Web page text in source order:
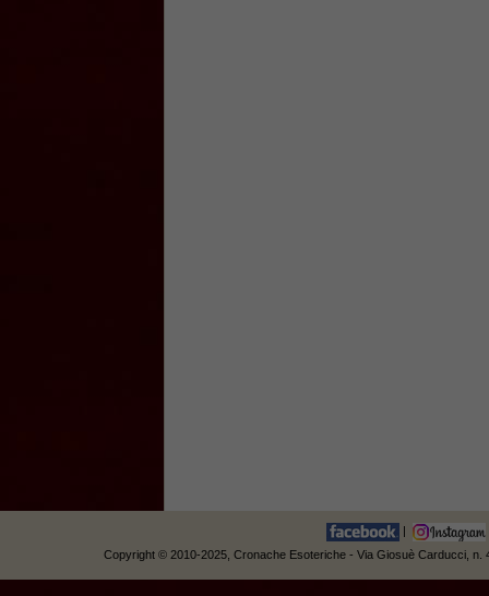
Copyright © 2010-2025, Cronache Esoteriche - Via Giosuè Carducci,